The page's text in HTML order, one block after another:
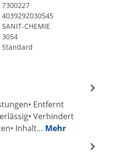
7300227
4039292030545
SANIT-CHEMIE
3054
Standard
Entfernt
Verhindert
Inhalt… Mehr